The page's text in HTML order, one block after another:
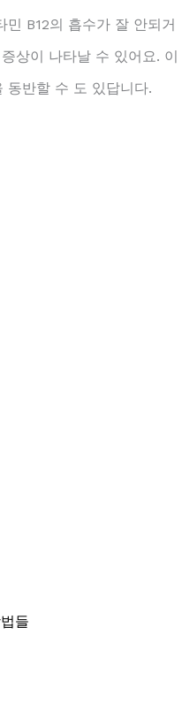
B12의 흡수가 잘 안되거
상이 나타날 수 있어요. 이
동반할 수 도 있답니다.
들